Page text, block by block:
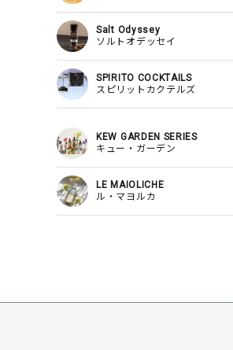
Salt Odyssey
ソルトオデッセイ
SPIRITO COCKTAILS
スピリットカクテルズ
KEW GARDEN SERIES
キュー・ガーデン
LE MAIOLICHE
ル・マヨルカ